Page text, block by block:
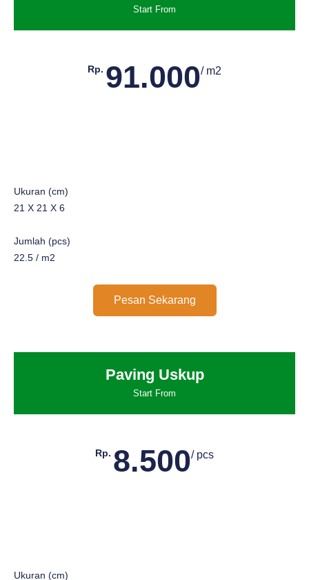
Start From
Rp. 91.000/ m2
Ukuran (cm)
21 X 21 X 6
Jumlah (pcs)
22.5 / m2
Pesan Sekarang
Paving Uskup
Start From
Rp. 8.500/ pcs
Ukuran (cm)